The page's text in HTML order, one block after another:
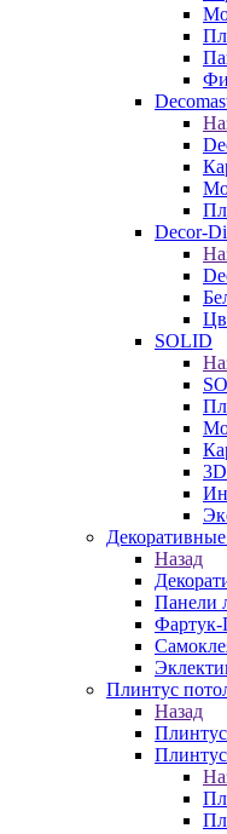
Decor-
SOLID
Назад
Панели
Плинтус
Назад